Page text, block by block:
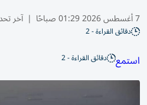
7 أغسطس 2026 01:29 صباحًا | آخر
دقائق القراءة - 2
استمع دقائق القراءة - 2